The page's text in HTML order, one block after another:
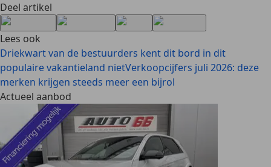
Deel artikel
Lees ook
Driekwart van de bestuurders kent dit bord in dit
populaire vakantieland nietVerkoopcijfers juli 2026: deze
merken krijgen steeds meer een bijrol
Actueel aanbod